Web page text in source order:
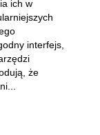
ich w
interfejs,
że